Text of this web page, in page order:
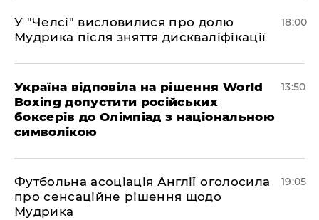
У "Челсі" висловилися про долю
Мудрика після зняття дискваліфікації
18:00
Україна відповіла на рішення World
Boxing допустити російських
боксерів до Олімпіад з національною
символікою
13:50
​Футбольна асоціація Англії оголосила
про сенсаційне рішення щодо
Мудрика
19:05